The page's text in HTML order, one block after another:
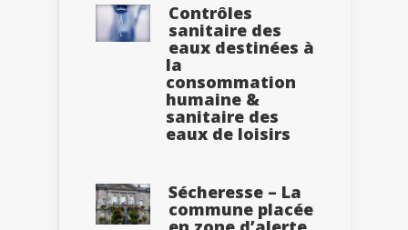
Contrôles
sanitaire des
eaux destinées à
la
consommation
humaine &
sanitaire des
eaux de loisirs
Sécheresse – La
commune placée